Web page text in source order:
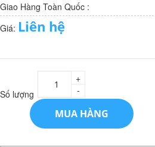
Giao Hàng Toàn Quốc :
Giá: Liên hệ
Số lượng -
+
MUA HÀNG